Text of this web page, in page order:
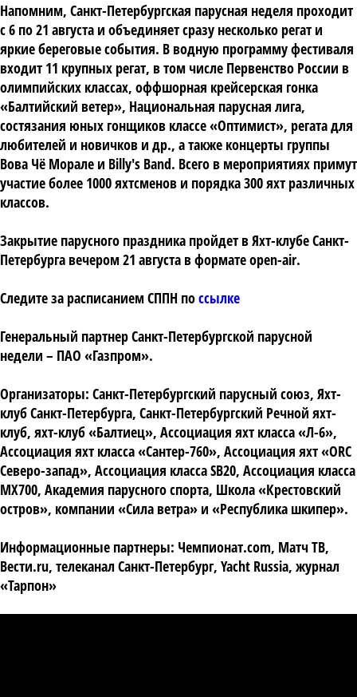
Напомним, Санкт-Петербургская парусная неделя проходит
с 6 по 21 августа и объединяет сразу несколько регат и
яркие береговые события. В водную программу фестиваля
входит 11 крупных регат, в том числе Первенство России в
олимпийских классах, оффшорная крейсерская гонка
«Балтийский ветер», Национальная парусная лига,
состязания юных гонщиков классе «Оптимист», регата для
любителей и новичков и др., а также концерты группы
Вова Чё Морале и Billy's Band. Всего в мероприятиях примут
участие более 1000 яхтсменов и порядка 300 яхт различных
классов.
Закрытие парусного праздника пройдет в Яхт-клубе Санкт-
Петербурга вечером 21 августа в формате open-air.
Следите за расписанием СППН поссылке
Генеральный партнер Санкт-Петербургской парусной
недели – ПАО «Газпром».
Организаторы: Санкт-Петербургский парусный союз, Яхт-
клуб Санкт-Петербурга, Санкт-Петербургский Речной яхт-
клуб, яхт-клуб «Балтиец», Ассоциация яхт класса «Л-6»,
Ассоциация яхт класса «Сантер-760», Ассоциация яхт «ORC
Северо-запад», Ассоциация класса SB20, Ассоциация класса
MX700, Академия парусного спорта, Школа «Крестовский
остров», компании «Сила ветра» и «Республика шкипер».
Информационные партнеры: Чемпионат.com, Матч ТВ,
Вести.ru, телеканал Санкт-Петербург, Yacht Russia, журнал
«Тарпон»